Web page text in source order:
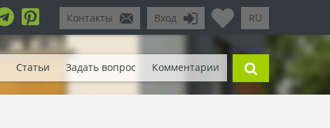
RU
Вход
Контакты
Статьи Задать вопрос Комментарии